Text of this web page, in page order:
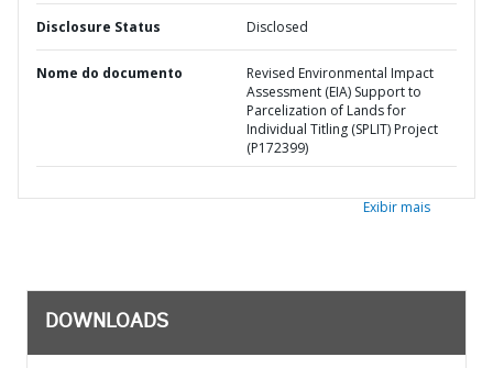
Disclosure Status Disclosed
Nome do documento
Revised Environmental Impact
Assessment (EIA) Support to
Parcelization of Lands for
Individual Titling (SPLIT) Project
(P172399)
Exibir mais
DOWNLOADS